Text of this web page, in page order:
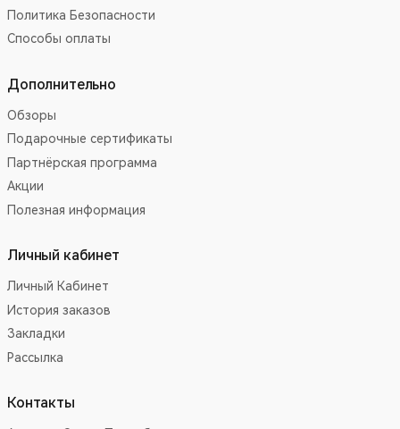
Политика Безопасности
Способы оплаты
Дополнительно
Обзоры
Подарочные сертификаты
Партнёрская программа
Акции
Полезная информация
Личный кабинет
Личный Кабинет
История заказов
Закладки
Рассылка
Контакты